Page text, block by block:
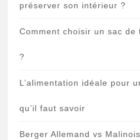
préserver son intérieur ?
Comment choisir un sac
?
L’alimentation idéale pour
qu’il faut savoir
Berger Allemand vs